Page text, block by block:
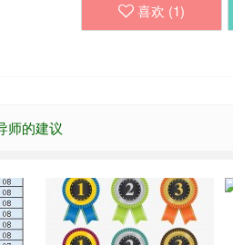
喜欢 (1)
师的建议